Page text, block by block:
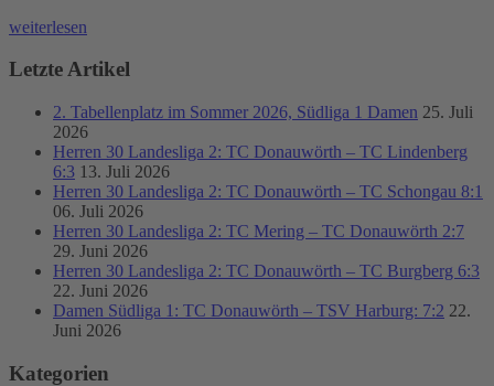
weiterlesen
Letzte Artikel
2. Tabellenplatz im Sommer 2026, Südliga 1 Damen 25. Juli
2026
Herren 30 Landesliga 2: TC Donauwörth – TC Lindenberg
6:3 13. Juli 2026
Herren 30 Landesliga 2: TC Donauwörth – TC Schongau 8:1
06. Juli 2026
Herren 30 Landesliga 2: TC Mering – TC Donauwörth 2:7
29. Juni 2026
Herren 30 Landesliga 2: TC Donauwörth – TC Burgberg 6:3
22. Juni 2026
Damen Südliga 1: TC Donauwörth – TSV Harburg: 7:2 22.
Juni 2026
Kategorien